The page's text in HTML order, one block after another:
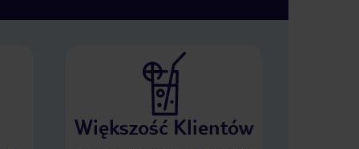
(nie
nie
klimat,
i ważnie.
polecam.
Większość Klientów